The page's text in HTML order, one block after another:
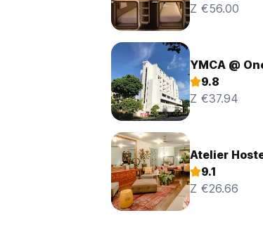
Z €56.00
YMCA @
9.8
Z €37.94
Atelier
9.1
Z €26.66